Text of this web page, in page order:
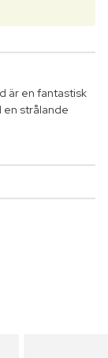
är en fantastisk
en strålande